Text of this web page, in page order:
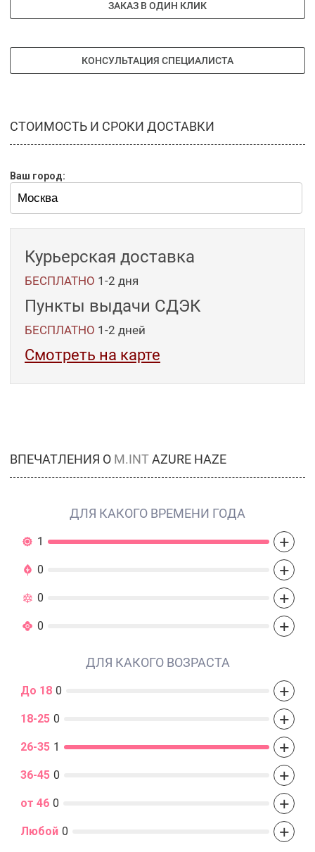
обеспечиваются прохладными оттенками
Haze - атмосферная и выразительная
композиция, прекрасно звучащая в любое время
унисекс-ароматы, лишенные откровенной
ЗАКАЗ В ОДИН КЛИК
КОНСУЛЬТАЦИЯ СПЕЦИАЛИСТА
СТОИМОСТЬ И СРОКИ ДОСТАВКИ
Ваш город:
Курьерская доставка
БЕСПЛАТНО 1-2 дня
Пункты выдачи СДЭК
БЕСПЛАТНО 1-2 дней
Смотреть на карте
ВПЕЧАТЛЕНИЯ О M.INTAZURE HAZE
ДЛЯ КАКОГО ВРЕМЕНИ ГОДА
1 +
0 +
0 +
0 +
ДЛЯ КАКОГО ВОЗРАСТА
До 18 0 +
18-25 0 +
26-35 1 +
36-45 0 +
от 46 0 +
Любой 0 +